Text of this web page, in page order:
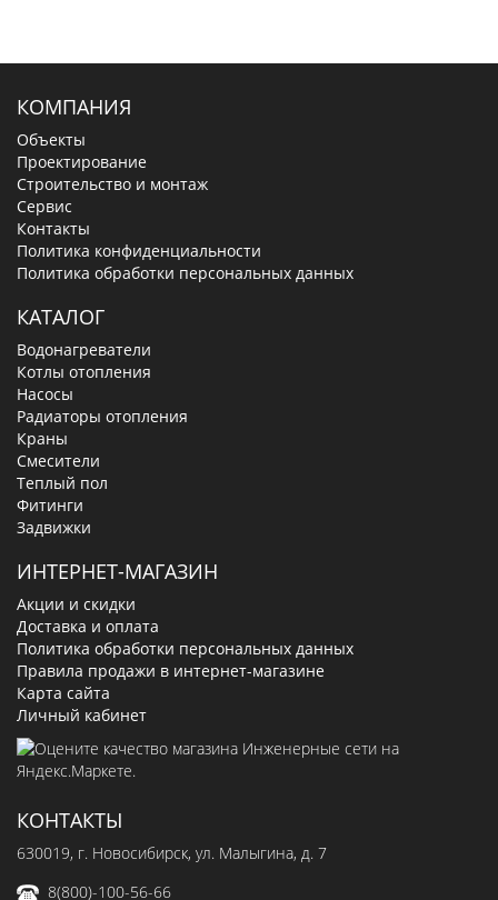
КОМПАНИЯ
Объекты
Проектирование
Строительство и монтаж
Сервис
Контакты
Политика конфиденциальности
Политика обработки персональных данных
КАТАЛОГ
Водонагреватели
Котлы отопления
Насосы
Радиаторы отопления
Краны
Смесители
Теплый пол
Фитинги
Задвижки
ИНТЕРНЕТ-МАГАЗИН
Акции и скидки
Доставка и оплата
Политика обработки персональных данных
Правила продажи в интернет-магазине
Карта сайта
Личный кабинет
КОНТАКТЫ
630019, г. Новосибирск, ул. Малыгина, д. 7
8(800)-100-56-66